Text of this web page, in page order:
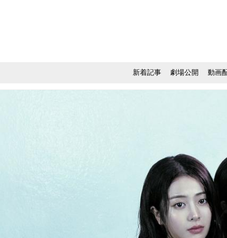
新着記事 劇場公開 動画